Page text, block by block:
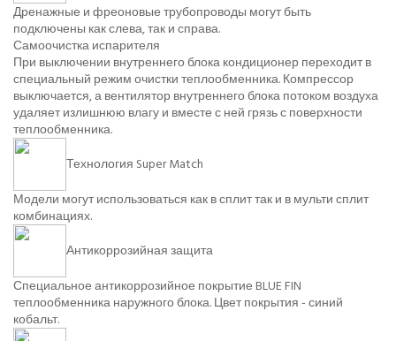
Дренажные и фреоновые трубопроводы могут быть
подключены как слева, так и справа.
Самоочистка испарителя
При выключении внутреннего блока кондиционер переходит в
специальный режим очистки теплообменника. Компрессор
выключается, а вентилятор внутреннего блока потоком воздуха
удаляет излишнюю влагу и вместе с ней грязь с поверхности
теплообменника.
Технология Super Match
Модели могут использоваться как в сплит так и в мульти сплит
комбинациях.
Антикоррозийная защита
Специальное антикоррозийное покрытие BLUE FIN
теплообменника наружного блока. Цвет покрытия - синий
кобальт.